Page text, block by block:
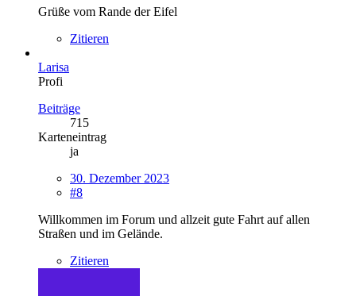
Grüße vom Rande der Eifel
Zitieren
Larisa
Profi
Beiträge
715
Karteneintrag
ja
30. Dezember 2023
#8
Willkommen im Forum und allzeit gute Fahrt auf allen
Straßen und im Gelände.
Zitieren